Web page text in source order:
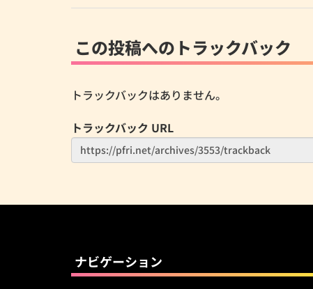
この投稿へのトラックバック
トラックバックはありません。
トラックバック URL
ナビゲーション